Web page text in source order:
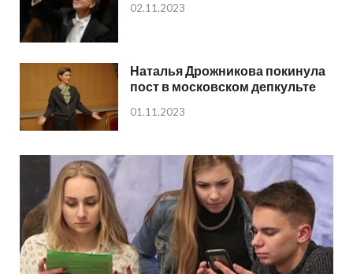
02.11.2023
Наталья Дрожникова покинула
пост в московском депкульте
01.11.2023